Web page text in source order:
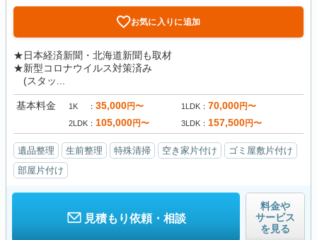
お気に入りに追加
★日本経済新聞・北海道新聞も取材
★新型コロナウイルス対策済み
(スタッ...
基本料金 1K 35,000円〜 1LDK 70,000円〜
2LDK 105,000円〜 3LDK 157,500円〜
遺品整理 生前整理 特殊清掃 空き家片付け
ゴミ屋敷片付け
部屋片付け
見積もり依頼・相談
料金や
サービス
を見る